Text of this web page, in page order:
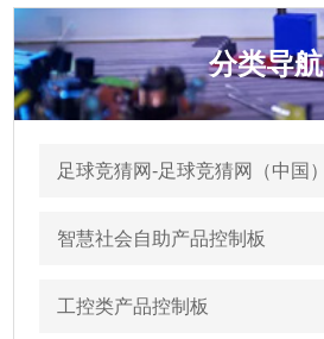
分类导航
足球竞猜网-足球竞猜网（中国）
智慧社会自助产品控制板
工控类产品控制板